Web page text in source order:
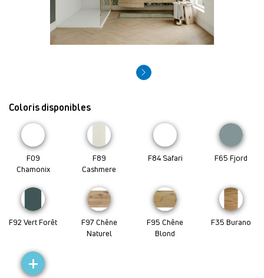
Coloris disponibles
F09
Chamonix
F89
Cashmere
F84 Safari F65 Fjord
F92 Vert Forêt
F97 Chêne
Naturel
F95 Chêne
Blond
F35 Burano
+